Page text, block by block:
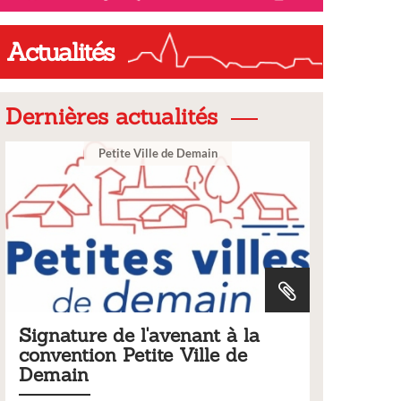
Actualités
Dernières actualités
Ville de Demain
l'avenant à la
Petite Ville de
Tarifs 2026 des
municipaux